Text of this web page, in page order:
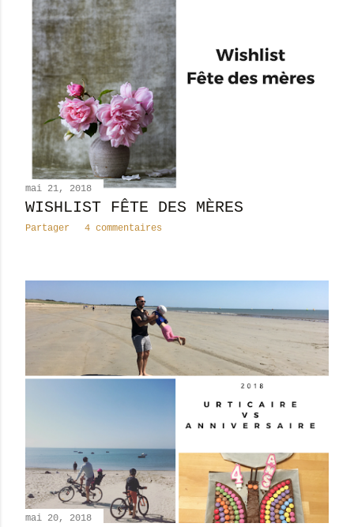
mai 21, 2018
WISHLIST FÊTE DES MÈRES
Partager 4 commentaires
mai 20, 2018